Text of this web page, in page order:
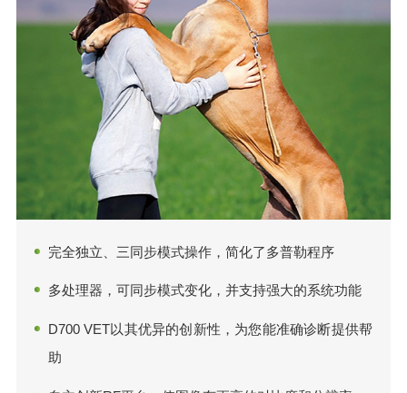
完全独立、三同步模式操作，简化了多普勒程序
多处理器，可同步模式变化，并支持强大的系统功能
D700 VET以其优异的创新性，为您能准确诊断提供帮
助